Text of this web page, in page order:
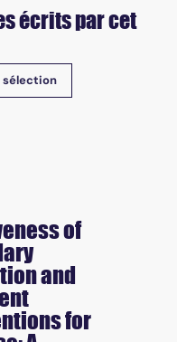
écrits par cet
sélection
of
and
for